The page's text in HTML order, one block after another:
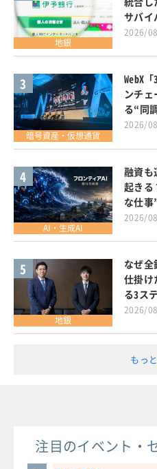
地銀
サバイ
2026/
3
暗号資産・仮想通貨
WebX
ンチェ
る“同
2026/
4
AI・生成AI
融資も
起きる
な仕事
2026/
5
地銀
なぜ全
仕掛け
る3ス
2026/
もっ
注目のイベント・